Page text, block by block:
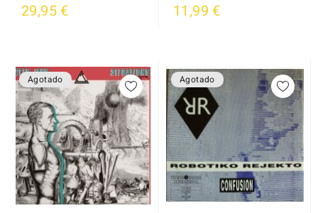
29,95 € 11,99 €
Agotado Agotado